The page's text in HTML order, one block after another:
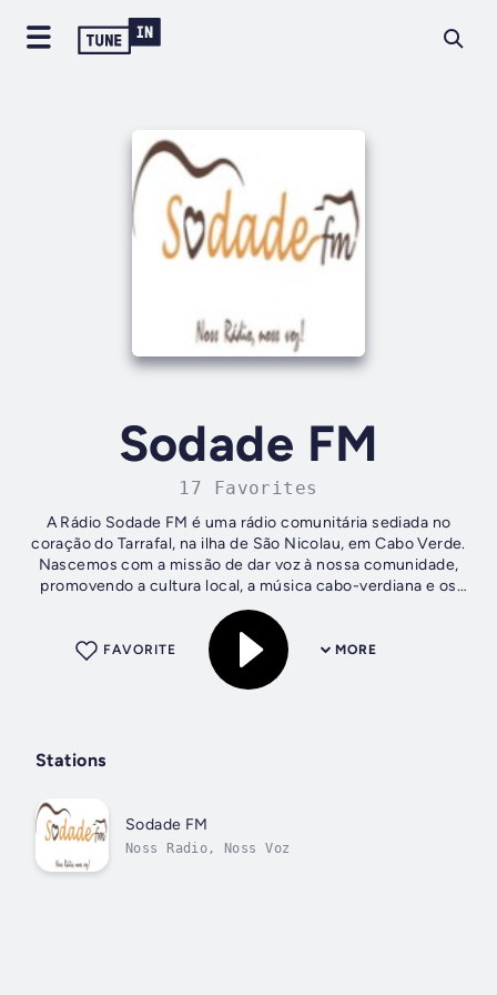
Sodade FM
17 Favorites
A Rádio Sodade FM é uma rádio comunitária sediada no
coração do Tarrafal, na ilha de São Nicolau, em Cabo Verde.
Nascemos com a missão de dar voz à nossa comunidade,
promovendo a cultura local, a música cabo-verdiana e os
valores da cidadania...
MORE
FAVORITE
Stations
Sodade FM
Noss Radio, Noss Voz